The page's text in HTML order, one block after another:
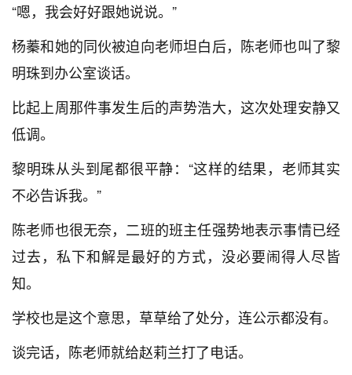
“嗯，我会好好跟她说说。”
杨蓁和她的同伙被迫向老师坦白后，陈老师也叫了黎
明珠到办公室谈话。
比起上周那件事发生后的声势浩大，这次处理安静又
低调。
黎明珠从头到尾都很平静：“这样的结果，老师其实
不必告诉我。”
陈老师也很无奈，二班的班主任强势地表示事情已经
过去，私下和解是最好的方式，没必要闹得人尽皆
知。
学校也是这个意思，草草给了处分，连公示都没有。
谈完话，陈老师就给赵莉兰打了电话。